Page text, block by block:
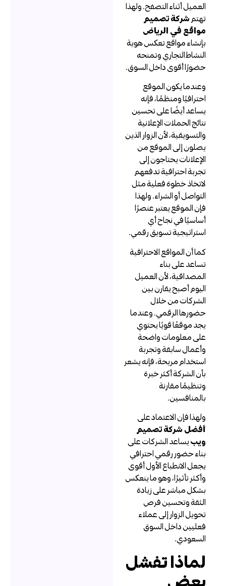
العميل أثناء التصفح. ولهذا
شركة تصميم
مواقع في الرياض
بإنشاء مواقع تعكس هوية
النشاط التجاري وتمنحه
حضورًا أقوى داخل السوق.
وعندما يكون الموقع
احترافيًا ومنظمًا، فإنه
يساعد أيضًا على تحسين
نتائج الحملات الإعلانية
والتسويقية، لأن الزوار الذين
يصلون إلى الموقع من
الإعلانات يحتاجون إلى
تجربة احترافية تدفعهم
لاتخاذ خطوة فعلية مثل
التواصل أو الشراء. ولهذا
فإن الموقع يعتبر عنصرًا
أساسيًا في نجاح أي
استراتيجية تسويق رقمي.
كما أن المواقع الاحترافية
تساعد على بناء
المصداقية، لأن العميل
اليوم أصبح يقارن بين
الشركات من خلال
حضورها الرقمي. وعندما
يجد موقعًا قويًا يحتوي
على معلومات واضحة
وأعمال سابقة وتجربة
استخدام مريحة، فإنه يشعر
بأن الشركة أكثر خبرة
وتنظيمًا مقارنة
بالمنافسين.
ولهذا فإن الاعتماد على
أفضل شركة تصميم
يساعد الشركات على
بناء حضور رقمي احترافي
يجعل الانطباع الأول أقوى
وأكثر تأثيرًا، وهو ما ينعكس
بشكل مباشر على زيادة
الثقة وتحسين فرص
تحويل الزوار إلى عملاء
فعليين داخل السوق
السعودي.
لماذا تفشل
بعض